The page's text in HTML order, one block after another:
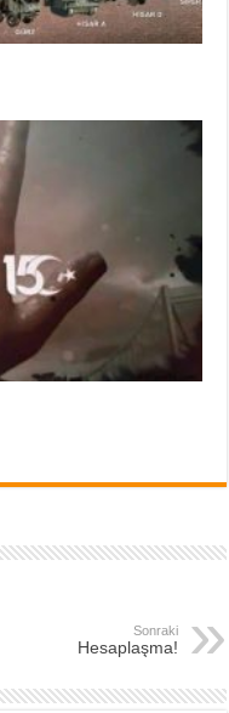
Sonraki
Hesaplaşma!